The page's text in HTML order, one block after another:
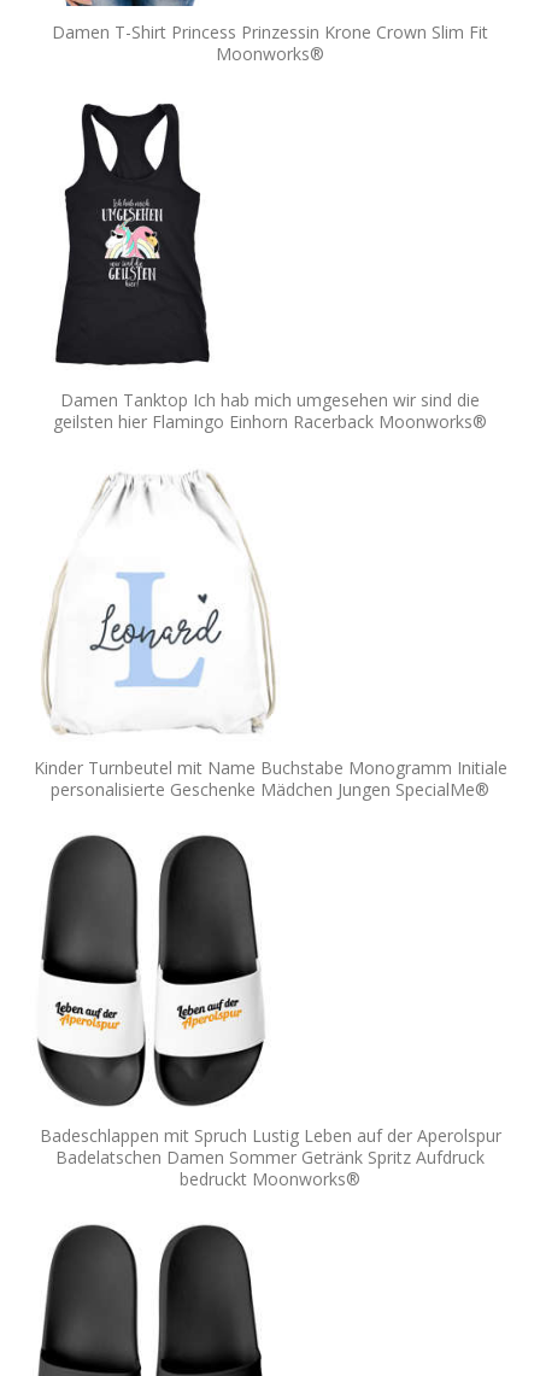
Damen T-Shirt Princess Prinzessin Krone Crown Slim Fit
Moonworks®
Damen Tanktop Ich hab mich umgesehen wir sind die
geilsten hier Flamingo Einhorn Racerback Moonworks®
Kinder Turnbeutel mit Name Buchstabe Monogramm Initiale
personalisierte Geschenke Mädchen Jungen SpecialMe®
Badeschlappen mit Spruch Lustig Leben auf der Aperolspur
Badelatschen Damen Sommer Getränk Spritz Aufdruck
bedruckt Moonworks®